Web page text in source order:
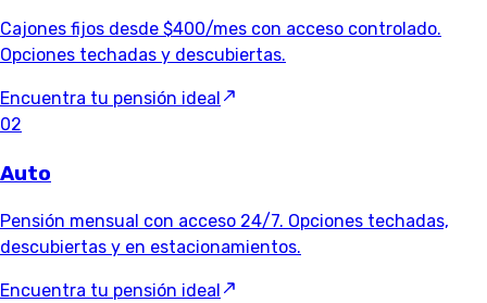
Cajones fijos desde $400/mes con acceso controlado.
Opciones techadas y descubiertas.
Encuentra tu pensión ideal
02
Auto
Pensión mensual con acceso 24/7. Opciones techadas,
descubiertas y en estacionamientos.
Encuentra tu pensión ideal